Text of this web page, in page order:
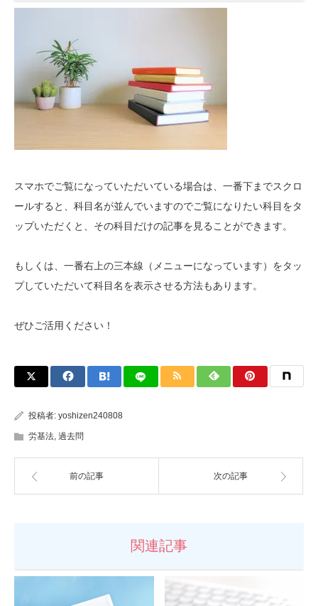
スマホでご覧になっていただいている場合は、一番下までスクロ
ールすると、科目名が並んでいますのでご覧になりたい科目をタ
ップいただくと、その科目だけの記事を見ることができます。
もしくは、一番右上の三本線（メニューになっています）をタッ
プしていただいて科目名を表示させる方法もあります。
ぜひご活用ください！
投稿者: yoshizen240808
労基法, 過去問
前の記事 次の記事
関連記事